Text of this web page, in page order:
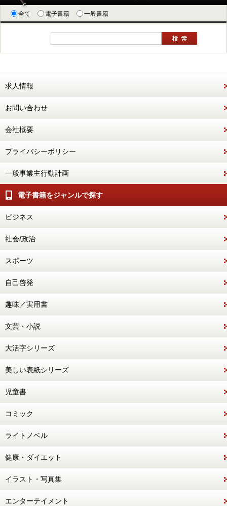
全て 電子書籍 一般書籍
求人情報
お問い合わせ
会社概要
プライバシーポリシー
一般事業主行動計画
電子書籍をジャンルで探す
ビジネス
社会/政治
スポーツ
自己啓発
趣味／実用書
文芸・小説
大活字シリーズ
美しい表紙シリーズ
児童書
コミック
ライトノベル
健康・ダイエット
イラスト・写真集
エンターテイメント